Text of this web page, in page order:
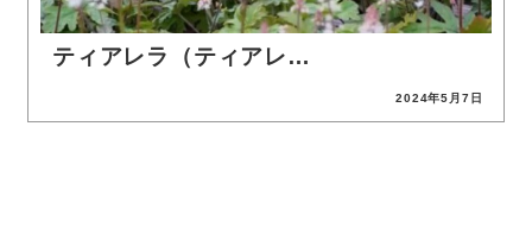
ティアレラ（ティアレ…
2024年5月7日